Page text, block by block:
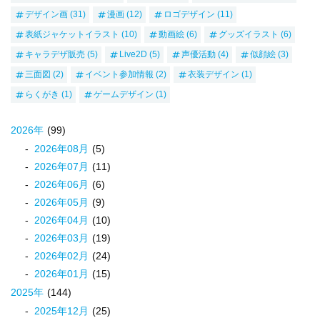
デザイン画 (31) 漫画 (12) ロゴデザイン (11)
表紙ジャケットイラスト (10) 動画絵 (6) グッズイラスト (6)
キャラデザ販売 (5) Live2D (5) 声優活動 (4) 似顔絵 (3)
三面図 (2) イベント参加情報 (2) 衣装デザイン (1)
らくがき (1) ゲームデザイン (1)
2026年 (99)
2026年08月 (5)
2026年07 月 (11)
2026年06月 (6)
2026年05月 (9)
2026年04月 (10)
2026年03 月 (19)
2026年02 月 (24)
2026年01 月 (15)
2025年 (144)
2025年12 月 (25)